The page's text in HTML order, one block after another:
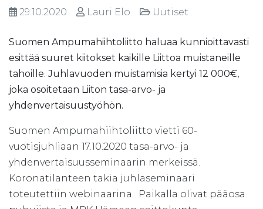
29.10.2020 Lauri Elo Uutiset
Suomen Ampumahiihtoliitto haluaa kunnioittavasti
esittää suuret kiitokset kaikille Liittoa muistaneille
tahoille. Juhlavuoden muistamisia kertyi 12 000€,
joka osoitetaan Liiton tasa-arvo- ja
yhdenvertaisuustyöhön.
Suomen Ampumahiihtoliitto vietti 60-
vuotisjuhliaan 17.10.2020 tasa-arvo- ja
yhdenvertaisuusseminaarin merkeissä.
Koronatilanteen takia juhlaseminaari
toteutettiin webinaarina. Paikalla olivat pääosa